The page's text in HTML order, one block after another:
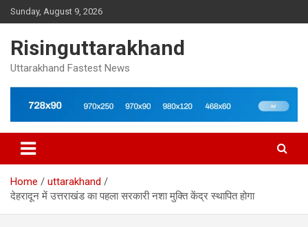
Skip
to
Sunday, August 9, 2026
Risinguttarakhand
Uttarakhand Fastest News
Home
uttarakhand
देहरादून में उत्तराखंड का पहला सरकारी नशा मुक्ति केंद्र स्थापित होगा